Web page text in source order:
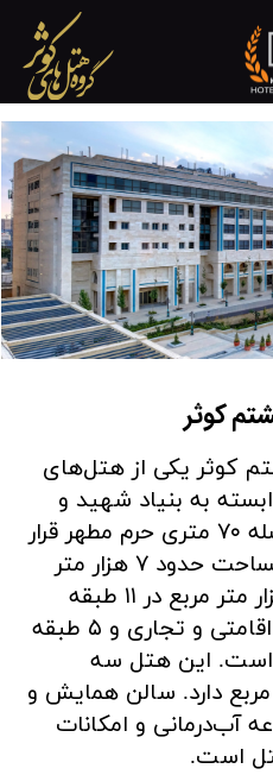
کوثر
کوثر یکی از هتل‌های
به بنیاد شهید و
امور ایثارگران است و در فاصله ۷۰ متری حرم مطهر قرار
دارد، این هتل در زمینی به مساحت حدود ۷ هزار متر
مربع و زیربنایی بالغ بر ۴۰ هزار متر مربع در ۱۱ طبقه
احداث شده است و ۶ طبقه اقامتی و تجاری و ۵ طبقه
است. این هتل سه
با زیربنای ۲۴۰۰ متر مربع دارد. سالن همایش و
آب‌درمانی و امکانات
است.